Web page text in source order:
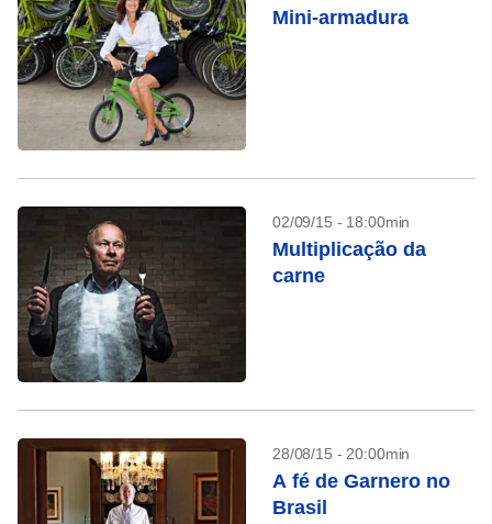
Mini-armadura
02/09/15 - 18:00min
Multiplicação da
carne
28/08/15 - 20:00min
A fé de Garnero no
Brasil